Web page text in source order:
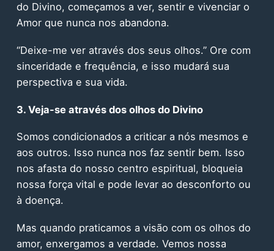
do Divino, começamos a ver, sentir e vivenciar o
Amor que nunca nos abandona.
“Deixe-me ver através dos seus olhos.” Ore com
sinceridade e frequência, e isso mudará sua
perspectiva e sua vida.
3. Veja-se através dos olhos do Divino
Somos condicionados a criticar a nós mesmos e
aos outros. Isso nunca nos faz sentir bem. Isso
nos afasta do nosso centro espiritual, bloqueia
nossa força vital e pode levar ao desconforto ou
à doença.
Mas quando praticamos a visão com os olhos do
amor, enxergamos a verdade. Vemos nossa